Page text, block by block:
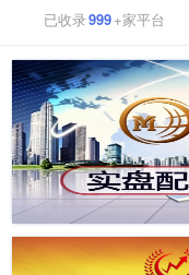
已收录999+家平台